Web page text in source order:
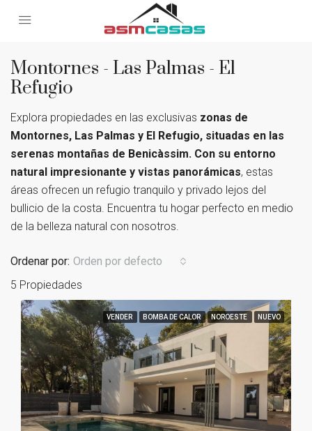
Montornes - Las Palmas - El
Refugio
Explora propiedades en las exclusivas zonas de
Montornes, Las Palmas y El Refugio, situadas en las
serenas montañas de Benicàssim. Con su entorno
natural impresionante y vistas panorámicas, estas
áreas ofrecen un refugio tranquilo y privado lejos del
bullicio de la costa. Encuentra tu hogar perfecto en medio
de la belleza natural con nosotros.
5 Propiedades
Ordenar por: Orden por defecto
VENDER BOMBA DE CALOR NOROESTE NUEVO